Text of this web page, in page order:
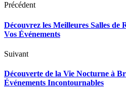
Précédent
Découvrez les Meilleures Salles
Vos Événements
Suivant
Découverte de la Vie Nocturne à
Événements Incontournables